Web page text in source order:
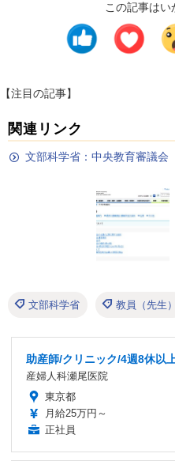
この記事はい
【注目の記事】
関連リンク
文部科学省：中央教育審議会
文部科学省 教員（先生）
助産師/クリニック/4週8休以
産婦人科瀬尾医院
東京都
月給25万円～
正社員